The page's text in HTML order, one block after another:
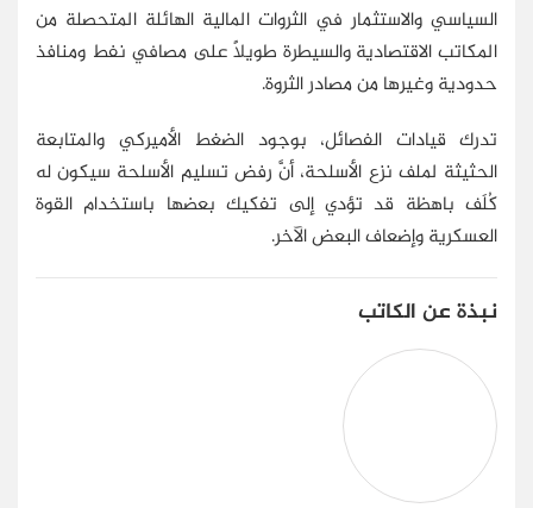
السياسي والاستثمار في الثروات المالية الهائلة المتحصلة من
المكاتب الاقتصادية والسيطرة طويلًا على مصافي نفط ومنافذ
حدودية وغيرها من مصادر الثروة.
تدرك قيادات الفصائل، بوجود الضغط الأميركي والمتابعة
الحثيثة لملف نزع الأسلحة، أنَّ رفض تسليم الأسلحة سيكون له
كُلَف باهظة قد تؤدي إلى تفكيك بعضها باستخدام القوة
العسكرية وإضعاف البعض الآخر.
نبذة عن الكاتب